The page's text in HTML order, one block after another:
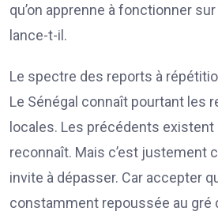
qu’on apprenne à fonctionner
lance-t-il.
Le spectre des reports à
Le Sénégal connaît pourtant les
locales. Les précédents
reconnaît. Mais c’est justement
invite à dépasser. Car accepter
constamment repoussée au